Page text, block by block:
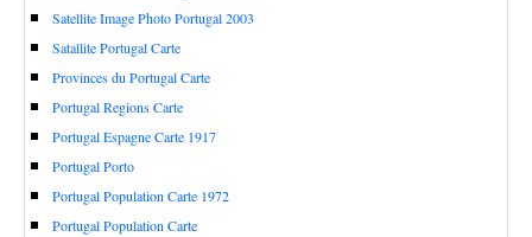
Satellite Image Photo Portugal 2003
Satallite Portugal Carte
Provinces du Portugal Carte
Portugal Regions Carte
Portugal Espagne Carte 1917
Portugal Porto
Portugal Population Carte 1972
Portugal Population Carte